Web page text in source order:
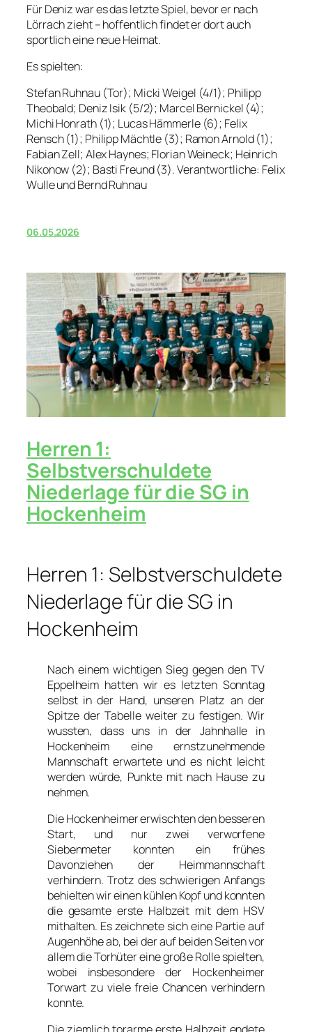
Für Deniz war es das letzte Spiel, bevor er nach
Lörrach zieht – hoffentlich findet er dort auch
sportlich eine neue Heimat.
Es spielten:
Stefan Ruhnau (Tor); Micki Weigel (4/1); Philipp
Theobald; Deniz Isik (5/2); Marcel Bernickel (4);
Michi Honrath (1); Lucas Hämmerle (6); Felix
Rensch (1); Philipp Mächtle (3); Ramon Arnold (1);
Fabian Zell; Alex Haynes; Florian Weineck; Heinrich
Nikonow (2); Basti Freund (3). Verantwortliche: Felix
Wulle und Bernd Ruhnau
06.05.2026
Herren 1:
Selbstverschuldete
Niederlage für die SG in
Hockenheim
Herren 1: Selbstverschuldete
Niederlage für die SG in
Hockenheim
Nach einem wichtigen Sieg gegen den TV
Eppelheim hatten wir es letzten Sonntag
selbst in der Hand, unseren Platz an der
Spitze der Tabelle weiter zu festigen. Wir
wussten, dass uns in der Jahnhalle in
Hockenheim eine ernstzunehmende
Mannschaft erwartete und es nicht leicht
werden würde, Punkte mit nach Hause zu
nehmen.
Die Hockenheimer erwischten den besseren
Start, und nur zwei verworfene
Siebenmeter konnten ein frühes
Davonziehen der Heimmannschaft
verhindern. Trotz des schwierigen Anfangs
behielten wir einen kühlen Kopf und konnten
die gesamte erste Halbzeit mit dem HSV
mithalten. Es zeichnete sich eine Partie auf
Augenhöhe ab, bei der auf beiden Seiten vor
allem die Torhüter eine große Rolle spielten,
wobei insbesondere der Hockenheimer
Torwart zu viele freie Chancen verhindern
konnte.